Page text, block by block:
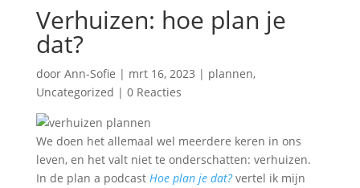
Verhuizen: hoe plan je
dat?
door Ann-Sofie | mrt 16, 2023 | plannen,
Uncategorized | 0 Reacties
We doen het allemaal wel meerdere keren in ons
leven, en het valt niet te onderschatten: verhuizen.
In de plan a podcast Hoe plan je dat?vertel ik mijn